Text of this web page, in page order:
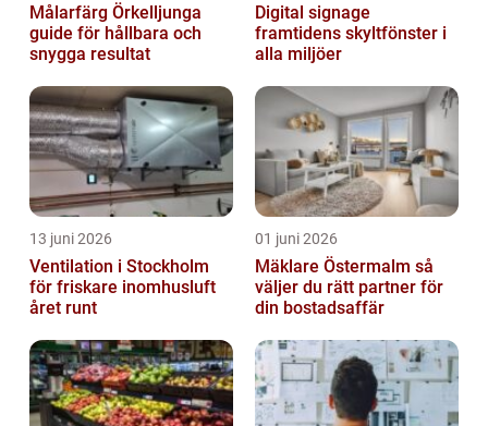
Målarfärg Örkelljunga
guide för hållbara och
snygga resultat
Digital signage
framtidens skyltfönster i
alla miljöer
13 juni 2026
Ventilation i Stockholm
för friskare inomhusluft
året runt
01 juni 2026
Mäklare Östermalm så
väljer du rätt partner för
din bostadsaffär